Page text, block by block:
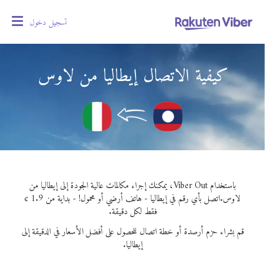
تسجيل دخول
كيفية الاتصال إيطاليا من لاوس
باستخدام Viber Out، يمكنك إجراء مكالمات عالية الجودة إلى إيطاليا من
لاوس.
اتصل بأي رقم في إيطاليا - هاتف أرضي أو محمول! - بداية من 1.9 ¢
فقط لكل دقيقة.
قم بشراء حزم أرصدة أو خطة اتصال للحصول على أفضل الأسعار في الدقيقة إلى
إيطاليا.